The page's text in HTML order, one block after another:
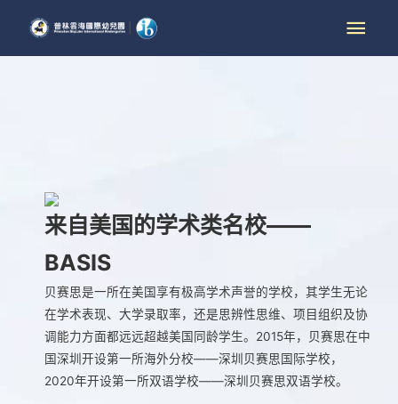
来自美国的学术类名校——
BASIS
贝赛思是一所在美国享有极高学术声誉的学校，其学生无论
在学术表现、大学录取率，还是思辨性思维、项目组织及协
调能力方面都远远超越美国同龄学生。2015年，贝赛思在中
国深圳开设第一所海外分校——深圳贝赛思国际学校，
2020年开设第一所双语学校——深圳贝赛思双语学校。